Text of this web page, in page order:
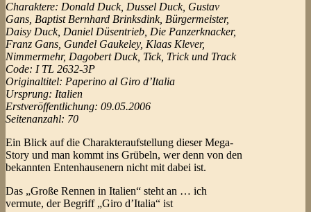
Charaktere: Donald Duck, Dussel Duck, Gustav
Gans, Baptist Bernhard Brinksdink, Bürgermeister,
Daisy Duck, Daniel Düsentrieb, Die Panzerknacker,
Franz Gans, Gundel Gaukeley, Klaas Klever,
Nimmermehr, Dagobert Duck, Tick, Trick und Track
Code: I TL 2632-3P
Originaltitel: Paperino al Giro d’Italia
Ursprung: Italien
Erstveröffentlichung: 09.05.2006
Seitenanzahl: 70
Ein Blick auf die Charakteraufstellung dieser Mega-
Story und man kommt ins Grübeln, wer denn von den
bekannten Entenhausenern nicht mit dabei ist.
Das „Große Rennen in Italien“ steht an … ich
vermute, der Begriff „Giro d’Italia“ ist